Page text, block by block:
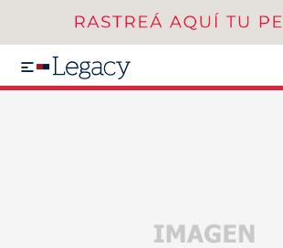

VER COLECCIÓN DE HOMBRE